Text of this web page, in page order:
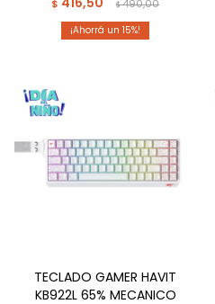
$ $490,00
15
TECLADO GAMER HAVIT
KB922L 65% MECANICO